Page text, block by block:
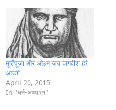
मूर्तिपूजा और ओ३म् जय जगदीश हरे
आरती
April 20, 2015
In "धर्म-अध्यात्म"